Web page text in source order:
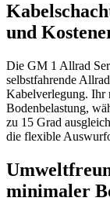
und
Die GM 1 Allrad
selbstfahrende
Kabelverlegung. Ihr
Bodenbelastung,
zu 15 Grad
die flexible
minimaler